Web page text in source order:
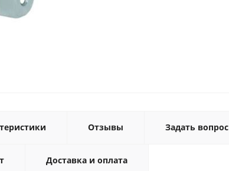
Отзывы Задать вопрос
Доставка и оплата